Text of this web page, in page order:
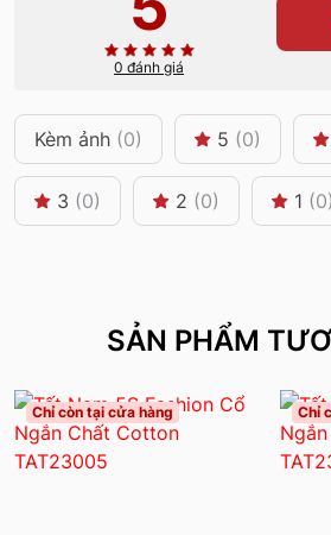
0 đánh giá
Kèm ảnh (0) 5 (0)
3 (0) 2 (0) 1 (0)
SẢN PHẨM
Chỉ còn tại cửa hàng Chỉ